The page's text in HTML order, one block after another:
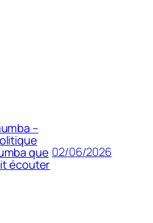
–
que
écouter
02/06/2026